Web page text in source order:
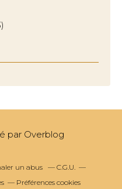
par Overblog
un abus
C.G.U.
Préférences cookies